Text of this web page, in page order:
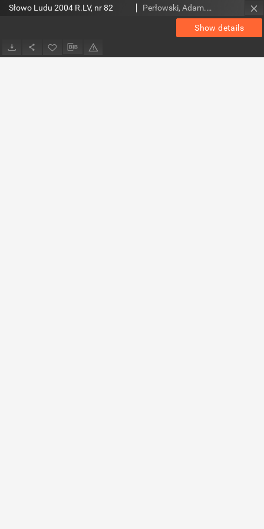
Show details
Słowo Ludu 2004 R.LV, nr 82 Perłowski, Adam. Red.